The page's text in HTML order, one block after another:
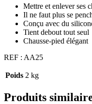
Mettre et enlever ses
Il ne faut plus se
Conçu avec du
Tient debout tout seul
Chausse-pied élégant
REF : AA25
Poids 2 kg
Produits